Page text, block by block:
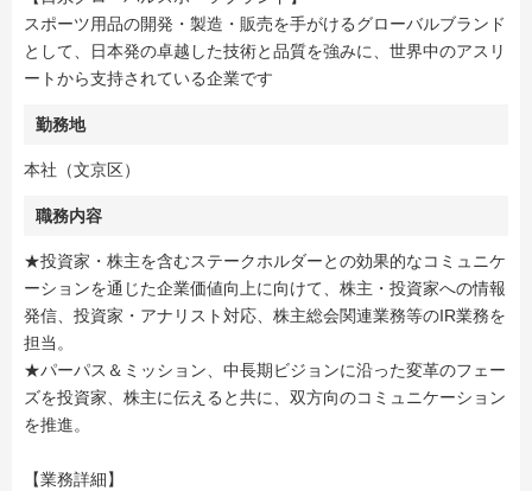
スポーツ用品の開発・製造・販売を手がけるグローバルブランド
として、日本発の卓越した技術と品質を強みに、世界中のアスリ
ートから支持されている企業です
勤務地
本社（文京区）
職務内容
★投資家・株主を含むステークホルダーとの効果的なコミュニケ
ーションを通じた企業価値向上に向けて、株主・投資家への情報
発信、投資家・アナリスト対応、株主総会関連業務等のIR業務を
担当。
★パーパス＆ミッション、中長期ビジョンに沿った変革のフェー
ズを投資家、株主に伝えると共に、双方向のコミュニケーション
を推進。
【業務詳細】